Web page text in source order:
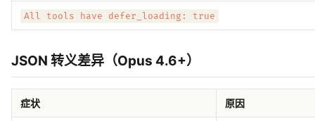
All tools have defer_loading: true
JSON 转义差异（Opus 4.6+）
症状 原因